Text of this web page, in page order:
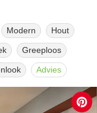
Modern Hout
Greeploos
Advies